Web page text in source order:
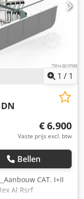
vermeld
1 / 1
€ 6.900
Vaste prijs excl. btw
Bellen
CAT. I+II
Al Rsrf